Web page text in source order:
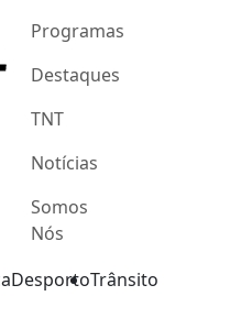
Programas
Destaques
TNT
Notícias
Somos
Nós
DesportoTrânsito